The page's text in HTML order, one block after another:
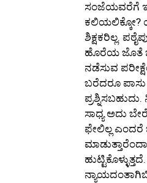
ಸಂಜೆಯವರೆಗೆ
ಕಲಿಯಲಿಕ್ಕೋ?
ಶಿಕ್ಷಕರಿಲ್ಲ.
ಹೊರೆಯ ಜೊತೆ
ನಡೆಸುವ
ಬರೆದರೂ ಪಾಸು
ಸಾಧ್ಯ ಅದು
ಫೇಲಿಲ್ಲ ಎಂದರೆ